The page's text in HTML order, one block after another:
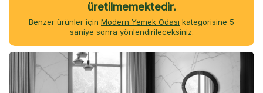
üretilmemektedir.
Benzer ürünler için Modern Yemek Odası kategorisine 5
saniye sonra yönlendirileceksiniz.